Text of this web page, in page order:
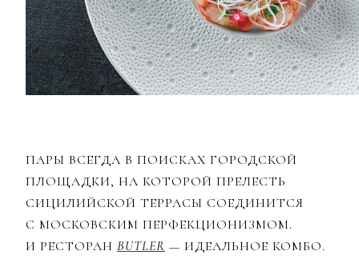
ПАРЫ ВСЕГДА В ПОИСКАХ ГОРОДСКОЙ
ПЛОЩАДКИ, НА КОТОРОЙ ПРЕЛЕСТЬ
СИЦИЛИЙСКОЙ ТЕРРАСЫ СОЕДИНИТСЯ
С МОСКОВСКИМ ПЕРФЕКЦИОНИЗМОМ.
И РЕСТОРАН BUTLER — ИДЕАЛЬНОЕ КОМБО.